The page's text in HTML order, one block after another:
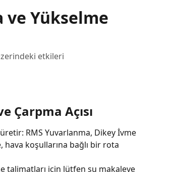
ve Yükselme
etkileri
Çarpma Açısı
RMS Yuvarlanma, Dikey İvme
hava koşullarına bağlı bir rota
talimatları için lütfen şu makaleye